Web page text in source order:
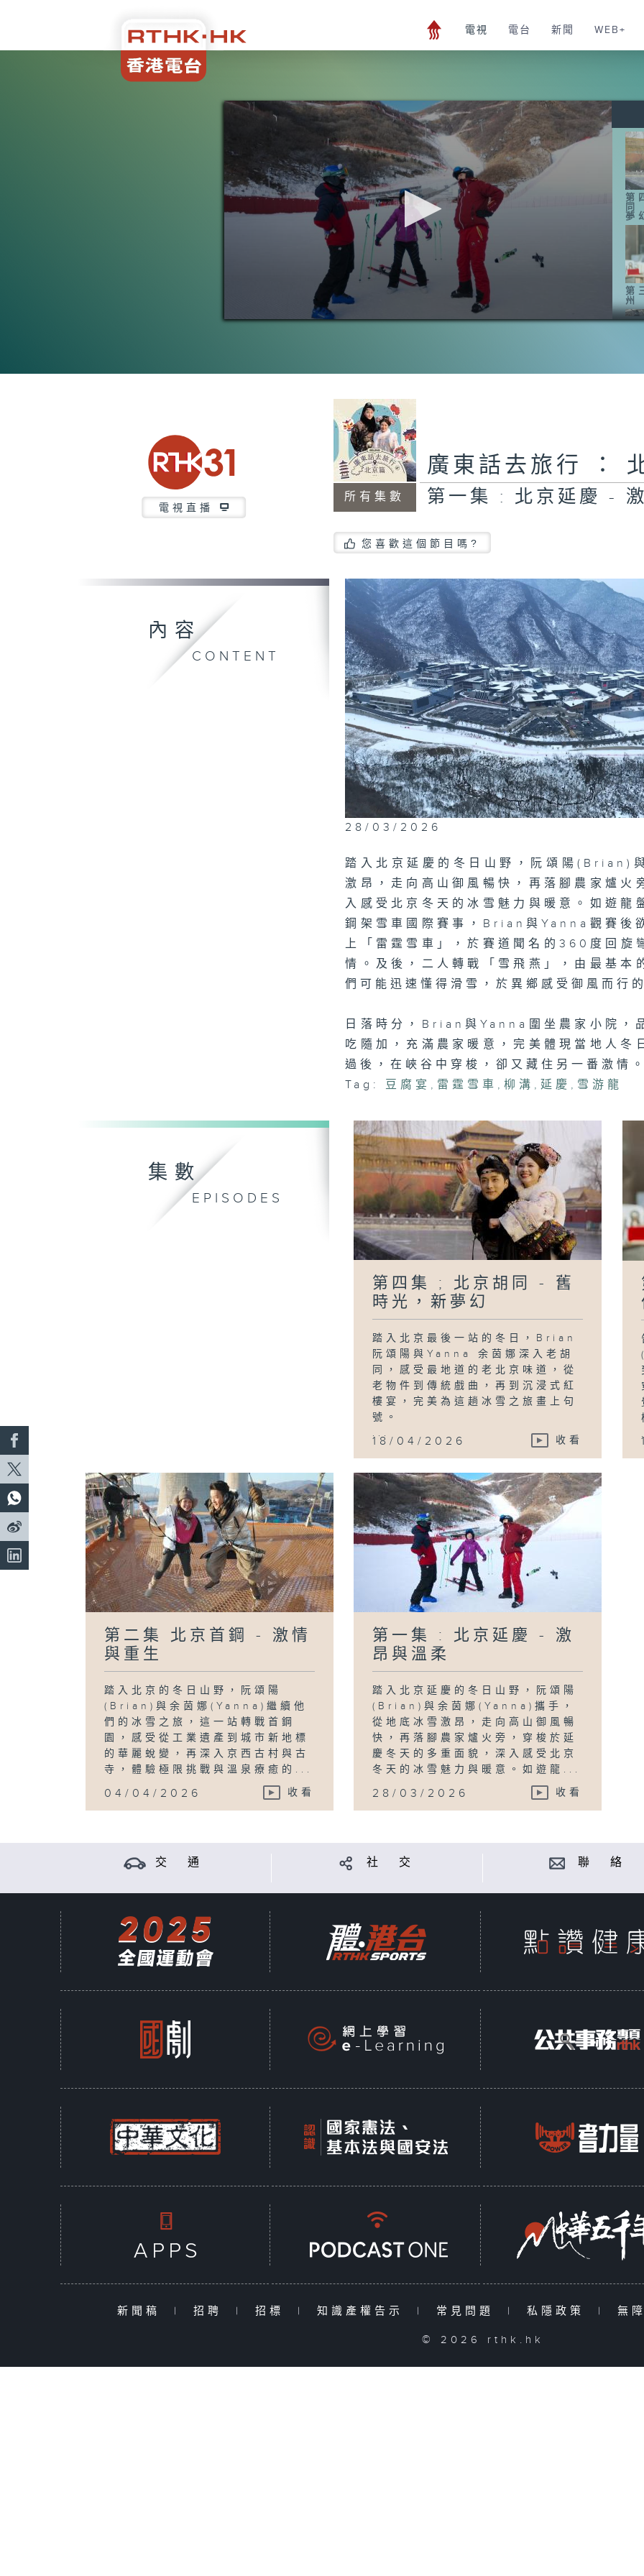
電視 電台 新聞 WEB+
0
第
同
夢
第
州
第
電視直播
所有集數
廣東話去旅行 ：
第一集 : 北京延慶 -
您喜歡這個節目嗎?
內容
CONTENT
28/03/2026
踏入北京延慶的冬日山野，阮頌陽(Brian)
激昂，走向高山御風暢快，再落腳農家爐火
入感受北京冬天的冰雪魅力與暖意。如遊龍
鋼架雪車國際賽事，Brian與Yanna觀賽後
上「雷霆雪車」，於賽道聞名的360度回旋
情。及後，二人轉戰「雪飛燕」，由最基本
們可能迅速懂得滑雪，於異鄉感受御風而行
日落時分，Brian與Yanna圍坐農家小院，
吃隨加，充滿農家暖意，完美體現當地人
過後，在峽谷中穿梭，卻又藏住另一番激情
Tag:
豆腐宴 , 雷霆雪車 ,柳溝 ,延慶 , 雪游龍
集數
EPISODES
第四集 ; 北京胡同 - 舊
時光，新夢幻
踏入北京最後一站的冬日，Brian
阮頌陽與Yanna 余茵娜深入老胡
同，感受最地道的老北京味道，從
老物件到傳統戲曲，再到沉浸式紅
樓宴，完美為這趟冰雪之旅畫上句
號。
...
18/04/2026 收看
第二集 北京首鋼 - 激情
與重生
踏入北京的冬日山野，阮頌陽
(Brian)與余茵娜(Yanna)繼續他
們的冰雪之旅，這一站轉戰首鋼
園，感受從工業遺產到城市新地標
的華麗蛻變，再深入京西古村與古
寺，體驗極限挑戰與溫泉療癒的...
04/04/2026 收看
第一集 : 北京延慶 - 激
昂與溫柔
踏入北京延慶的冬日山野，阮頌陽
(Brian)與余茵娜(Yanna)攜手，
從地底冰雪激昂，走向高山御風暢
快，再落腳農家爐火旁，穿梭於延
慶冬天的多重面貌，深入感受北京
冬天的冰雪魅力與暖意。如遊龍...
28/03/2026 收看
交 通 社 交 聯 絡
新聞稿 | 招聘 | 招標 | 知識產權告示 | 常見問題 | 私隱政策 | 無
© 2026 rthk.hk